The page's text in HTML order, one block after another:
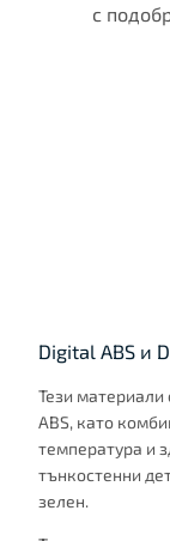
с
Digital ABS и
Тези материали
ABS, като
температура и
тънкостенни
зелен.